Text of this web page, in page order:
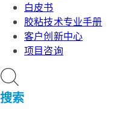
白皮书
胶粘技术专业手册
客户创新中心
项目咨询
搜索